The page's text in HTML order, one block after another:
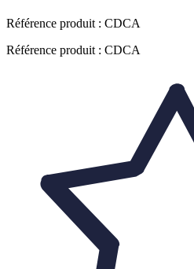
Référence produit : CDCA
Référence produit : CDCA